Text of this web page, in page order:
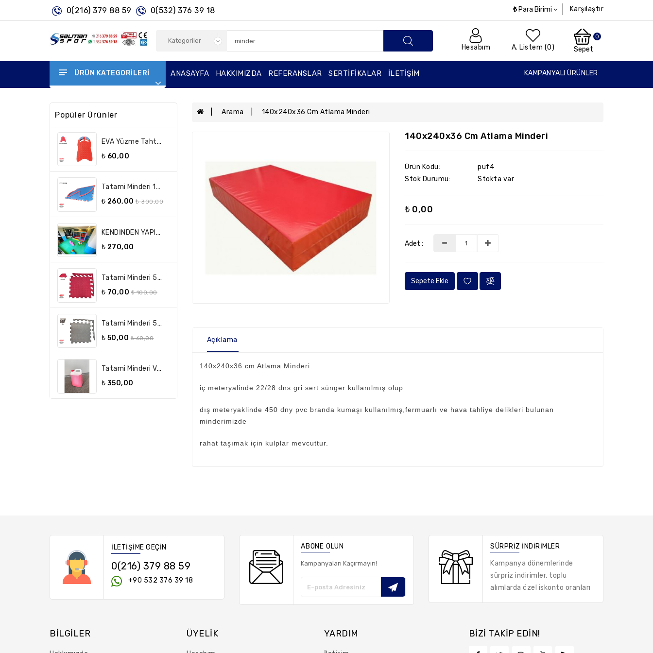
0(216) 379 88 59 0(532) 376 39 18 Karşılaştır
₺ Para Birimi
Hesabım A. Listem (0)
0
Sepet
ÜRÜN KATEGORILERI ANASAYFA HAKKIMIZDA REFERANSLAR SERTIFIKALAR İLETIŞIM KAMPANYALI ÜRÜNLER
Popüler Ürünler
EVA Yüzme Tahtası - Yüzme Bord
₺ 60,00
Tatami Minderi 100x100 26 Mm A Kalite Çift Taraflı (İstenilen Renkte Üretilir)
₺ 260,00 ₺ 300,00
KENDİNDEN YAPIŞKANLI DUVAR KORUMA MİNDERİ
₺ 270,00
Tatami Minderi 50x50 26 Mm A Kalite Anaokulu Çocuk Odası
₺ 70,00 ₺ 100,00
Tatami Minderi 50x50 13 Mm A Kalite Anaokulu Çocuk Odası
₺ 50,00 ₺ 60,00
Tatami Minderi Ve Kauçuk Zemin Temizleme Maddesi
₺ 350,00
Arama 140x240x36 Cm Atlama Minderi
140x240x36 Cm Atlama Minderi
Ürün Kodu:
puf4
Stok Durumu:
Stokta var
₺ 0,00
Adet :
Sepete Ekle
Açıklama
140x240x36 cm Atlama Minderi
iç meteryalinde 22/28 dns gri sert sünger kullanılmış olup
dış meteryaklinde 450 dny pvc branda kumaşı kullanılmış,fermuarlı ve hava tahliye delikleri bulunan
minderimizde
rahat taşımak için kulplar mevcuttur.
İLETIŞIME GEÇIN
0(216) 379 88 59
+90 532 376 39 18
ABONE OLUN
Kampanyaları Kaçırmayın!
SÜRPRIZ İNDIRIMLER
Kampanya dönemlerinde
sürpriz indirimler, toplu
alımlarda özel iskonto oranları
BILGILER ÜYELIK YARDIM BIZI TAKIP EDIN!